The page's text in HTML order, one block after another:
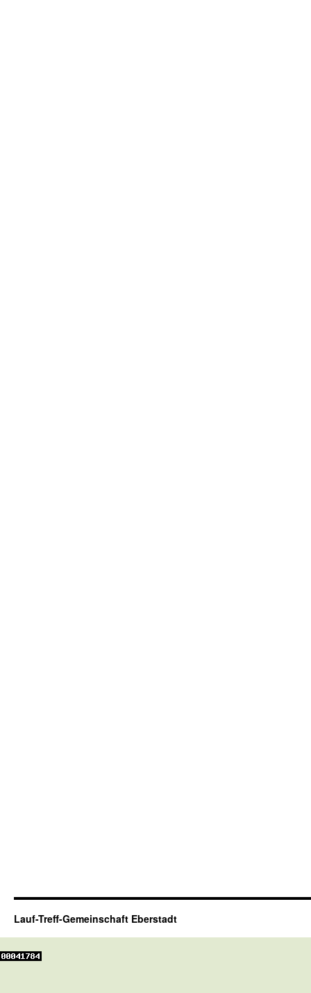
Lauf-Treff-Gemeinschaft Eberstadt